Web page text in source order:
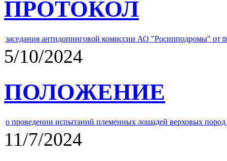
ПРОТОКОЛ
заседания антидопинговой комиссии АО "Росипподромы" от
5/10/2024
ПОЛОЖЕНИЕ
о проведении испытаний племенных лошадей верховых
11/7/2024